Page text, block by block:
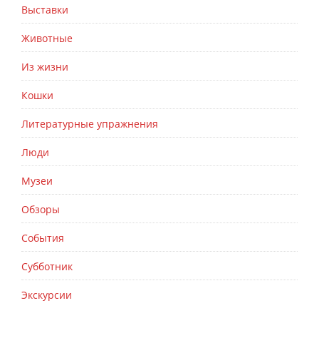
Выставки
Животные
Из жизни
Кошки
Литературные упражнения
Люди
Музеи
Обзоры
События
Субботник
Экскурсии